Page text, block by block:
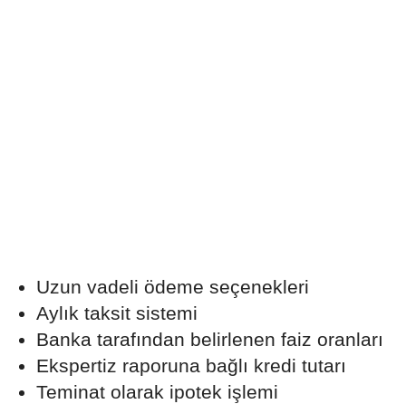
Uzun vadeli ödeme seçenekleri
Aylık taksit sistemi
Banka tarafından belirlenen faiz oranları
Ekspertiz raporuna bağlı kredi tutarı
Teminat olarak ipotek işlemi